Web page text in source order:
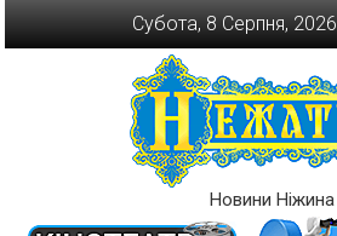
Субота, 8 Серпня, 2026
Новини Ніжина